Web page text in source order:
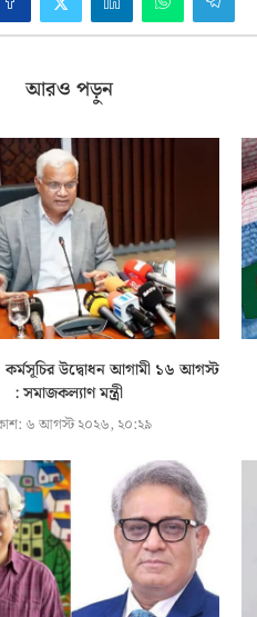
আরও পড়ুন
কর্মসূচির উদ্বোধন আগামী ১৬ আগস্ট
: সমাজকল্যাণ মন্ত্রী
৬ আগস্ট ২০২৬, ২০:২৯